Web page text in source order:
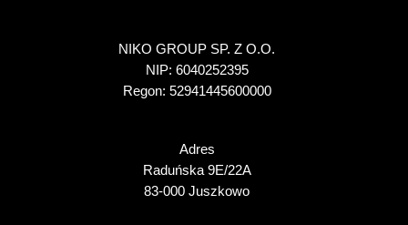
NIKO GROUP SP. Z O.O.
NIP: 6040252395
Regon: 52941445600000
Adres
Raduńska 9E/22A
83-000 Juszkowo